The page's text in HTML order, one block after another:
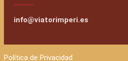
info@viatorimperi.es
Política de Privacidad